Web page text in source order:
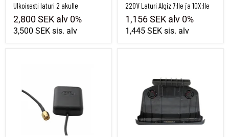
Ulkoisesti laturi 2 akulle
2,800 SEK alv 0%
3,500 SEK sis. alv
220V Laturi Algiz 7:lle ja 10X:lle
1,156 SEK alv 0%
1,445 SEK sis. alv